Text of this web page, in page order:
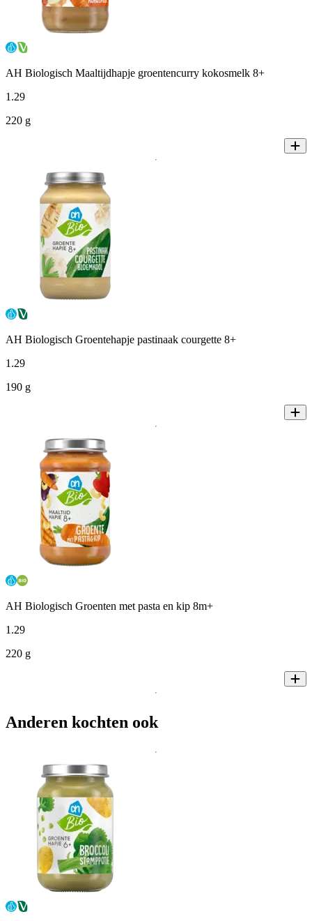
AH Biologisch Maaltijdhapje groentencurry kokosmelk 8+
1 .29
220 g
AH Biologisch Groentehapje pastinaak courgette 8+
1 .29
190 g
AH Biologisch Groenten met pasta en kip 8m+
1 .29
220 g
Anderen kochten ook